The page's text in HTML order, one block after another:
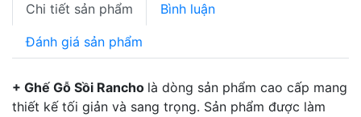
Chi tiết sản phẩm Bình luận
Đánh giá sản phẩm
+ Ghế Gỗ Sồi Rancho là dòng sản phẩm cao cấp mang
thiết kế tối giản và sang trọng. Sản phẩm được làm